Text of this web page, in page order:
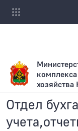
комплекса
хозяйства
Отдел